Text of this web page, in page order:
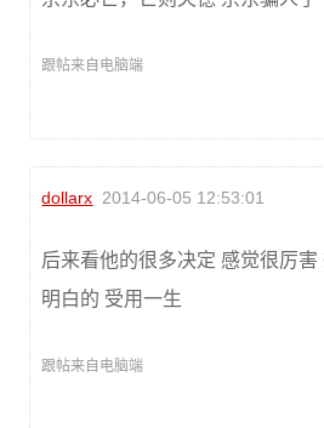
跟帖来自电脑端
dollarx 2014-06-05 12:53:01
后来看他的很多决定 感觉很厉
明白的 受用一生
跟帖来自电脑端